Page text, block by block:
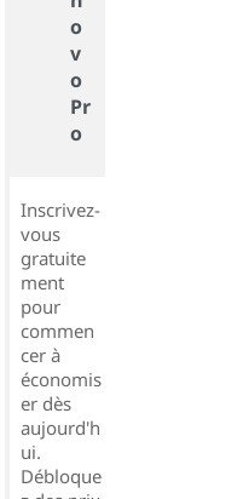
o
v
o
Pr
o
Inscrivez-
vous
gratuite
ment
pour
commen
cer à
économis
er dès
aujourd'h
ui.
Débloque